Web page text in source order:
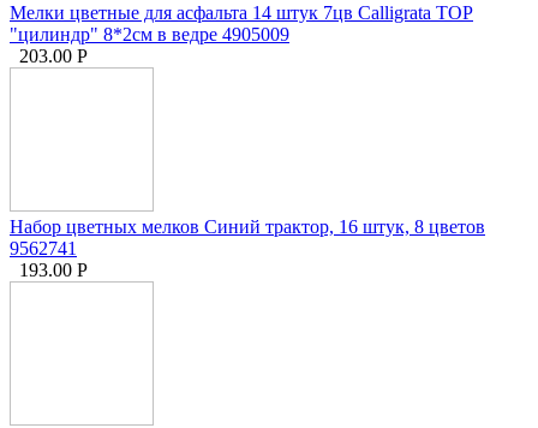
Мелки цветные для асфальта 14 штук 7цв Calligrata TOP
"цилиндр" 8*2см в ведре 4905009
203.00 Р
Набор цветных мелков Синий трактор, 16 штук, 8 цветов
9562741
193.00 Р